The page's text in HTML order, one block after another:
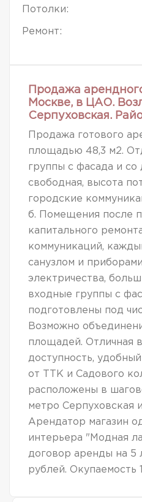
Потолки:
Ремонт:
Продажа
Москве, в ЦАО.
Серпуховская.
Продажа готового
площадью 48,3 м2.
группы с фасада и со
свободная, высота
городские
б. Помещения после
капитального
коммуникаций,
санузлом и
электричества,
входные группы с
подготовлены под
Возможно
площадей. Отличная
доступность,
от ТТК и Садового
расположены в
метро Серпуховская
Арендатор магазин
интерьера "Модная
договор аренды на 5
рублей. Окупаемость